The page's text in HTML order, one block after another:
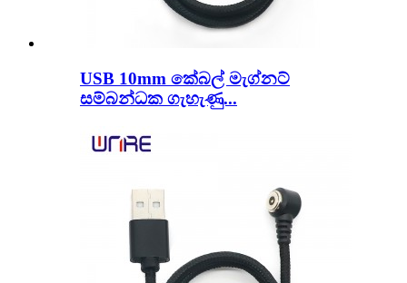
USB 10mm කේබල් මැග්නට්
සම්බන්ධක ගැහැණු...